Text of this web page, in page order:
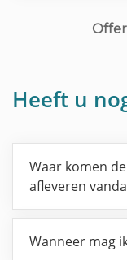
Heeft u
Waar komen
afleveren
Wanneer mag